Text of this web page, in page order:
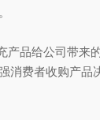
品给公司带来
消费者收购产品